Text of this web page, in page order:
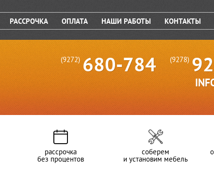
РАССРОЧКА ОПЛАТА НАШИ РАБОТЫ КОНТАКТЫ
(9272) 680-784 (9278)
рассрочка
без процентов
соберем
и установим мебель